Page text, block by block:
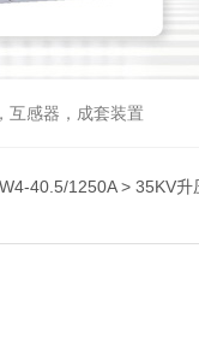
互感器，成套装置
40.5/1250A> 35KV升